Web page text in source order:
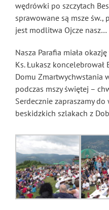
wędrówki po szczytach
sprawowane są msze św.,
jest modlitwa Ojcze nasz…
Nasza Parafia miała
Ks. Łukasz koncelebrował
Domu Zmartwychwstania
podczas mszy świętej –
Serdecznie zapraszamy
beskidzkich szlakach z